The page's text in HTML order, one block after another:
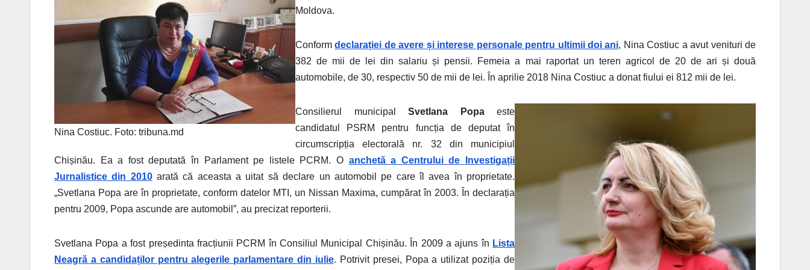
Nina Costiuc. Foto: tribuna.md
Moldova.
Conformdeclarației de avere și interese personale pentru ultimii doi ani, Nina Costiuc a avut venituri de
382 de mii de lei din salariu și pensii. Femeia a mai raportat un teren agricol de 20 de ari și două
automobile, de 30, respectiv 50 de mii de lei. În aprilie 2018 Nina Costiuc a donat fiului ei 812 mii de lei.
Consilierul municipal Svetlana Popaeste
candidatul PSRM pentru funcția de deputat în
circumscripția electorală nr. 32 din municipiul
Chișinău. Ea a fost deputată în Parlament pe listele PCRM. O anchetă a Centrului de Investigații
Jurnalistice din 2010arată că aceasta a uitat să declare un automobil pe care îl avea în proprietate.
„Svetlana Popa are în proprietate, conform datelor MTI, un Nissan Maxima, cumpărat în 2003. În declarația
pentru 2009, Popa ascunde are automobil”, au precizat reporterii.
Svetlana Popa a fost președinta fracțiunii PCRM în Consiliul Municipal Chișinău. În 2009 a ajuns în Lista
Neagră a candidaților pentru alegerile parlamentare din iulie. Potrivit presei, Popa a utilizat poziția de